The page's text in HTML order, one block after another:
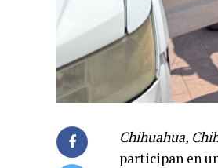
Chihuahua,
participan en